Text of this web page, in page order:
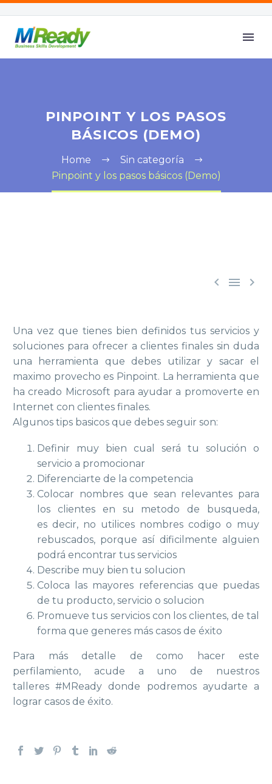
PINPOINT Y LOS PASOS
BÁSICOS (DEMO)
Home
Sin categoría
Pinpoint y los pasos básicos (Demo)
  
Una vez que tienes bien definidos tus servicios y
soluciones para ofrecer a clientes finales sin duda
una herramienta que debes utilizar y sacar el
maximo provecho es Pinpoint. La herramienta que
ha creado Microsoft para ayudar a promoverte en
Internet con clientes finales.
Algunos tips basicos que debes seguir son:
Definir muy bien cual será tu solución o
servicio a promocionar
Diferenciarte de la competencia
Colocar nombres que sean relevantes para
los clientes en su metodo de busqueda,
es decir, no utilices nombres codigo o muy
rebuscados, porque así dificilmente alguien
podrá encontrar tus servicios
Describe muy bien tu solucion
Coloca las mayores referencias que puedas
de tu producto, servicio o solucion
Promueve tus servicios con los clientes, de tal
forma que generes más casos de éxito
Para más detalle de como hacer este
perfilamiento, acude a uno de nuestros
talleres #MReady donde podremos ayudarte a
lograr casos de éxito.